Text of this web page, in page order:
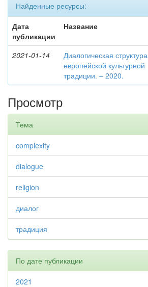
Найденные ресурсы:
Дата
публикации
Название
2021-01-14
Диалогическая структура
европейской культурной
традиции. – 2020.
Просмотр
Тема
complexity
dialogue
religion
диалог
традиция
По дате публикации
2021